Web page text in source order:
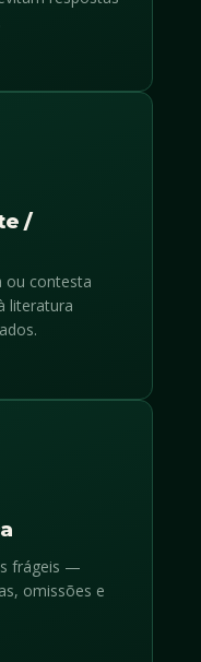
/
ou contesta
literatura
frágeis —
omissões e